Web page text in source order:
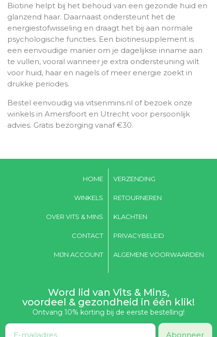
Biotine helpt bij het behoud van een gezonde huid en
glanzend haar. Daarnaast ondersteunt het de
energiestofwisseling en draagt het bij aan normale
psychologische functies. Een biotinesupplement is
een eenvoudige manier om je dagelijkse inname aan
te vullen, vooral wanneer je extra ondersteuning wilt
voor huid, haar en nagels of meer energie zoekt in
drukke periodes.
Bestel eenvoudig via vitsenmins.nl of bezoek onze
winkels in Amersfoort en Utrecht voor persoonlijk
advies. Gratis bezorging vanaf €30.
HOME
WINKELS
OVER VITS & MINS
CONTACT
MIJN ACCOUNT
VERZENDING
RETOURNEREN
KLACHTEN
PRIVACYBELEID
ALGEMENE VOORWAARDEN
Word lid van Vits & Mins,
voordeel & gezondheid in één klik!
Ontvang 10% korting bij de eerste bestelling!
Abonneer